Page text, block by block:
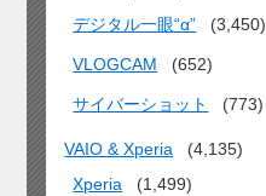
デジタル一眼“α”
(3,450)
VLOGCAM (652)
サイバーショット (773)
VAIO & Xperia
(4,135)
Xperia
(1,499)